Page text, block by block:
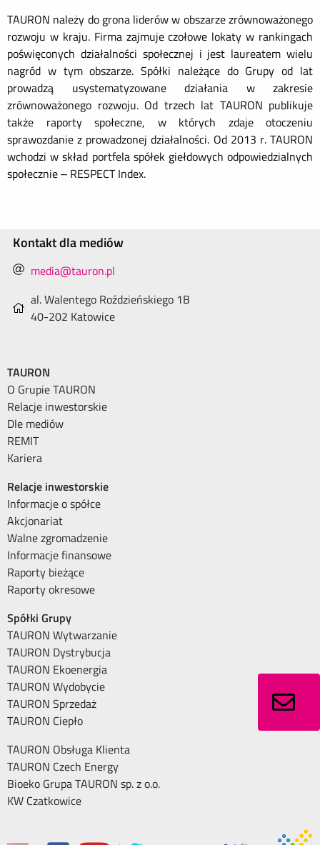
TAURON należy do grona liderów w obszarze zrównoważonego
rozwoju w kraju. Firma zajmuje czołowe lokaty w rankingach
poświęconych działalności społecznej i jest laureatem wielu
nagród w tym obszarze. Spółki należące do Grupy od lat
prowadzą usystematyzowane działania w zakresie
zrównoważonego rozwoju. Od trzech lat TAURON publikuje
także raporty społeczne, w których zdaje otoczeniu
sprawozdanie z prowadzonej działalności. Od 2013 r. TAURON
wchodzi w skład portfela spółek giełdowych odpowiedzialnych
społecznie – RESPECT Index.
Kontakt dla mediów
media@tauron.pl
al. Walentego Roździeńskiego 1B
40-202 Katowice
TAURON
O Grupie TAURON
Relacje inwestorskie
Dle mediów
REMIT
Kariera
Relacje inwestorskie
Informacje o spółce
Akcjonariat
Walne zgromadzenie
Informacje finansowe
Raporty bieżące
Raporty okresowe
Spółki Grupy
TAURON Wytwarzanie
TAURON Dystrybucja
TAURON Ekoenergia
TAURON Wydobycie
TAURON Sprzedaż
TAURON Ciepło
TAURON Obsługa Klienta
TAURON Czech Energy
Bioeko Grupa TAURON sp. z o.o.
KW Czatkowice